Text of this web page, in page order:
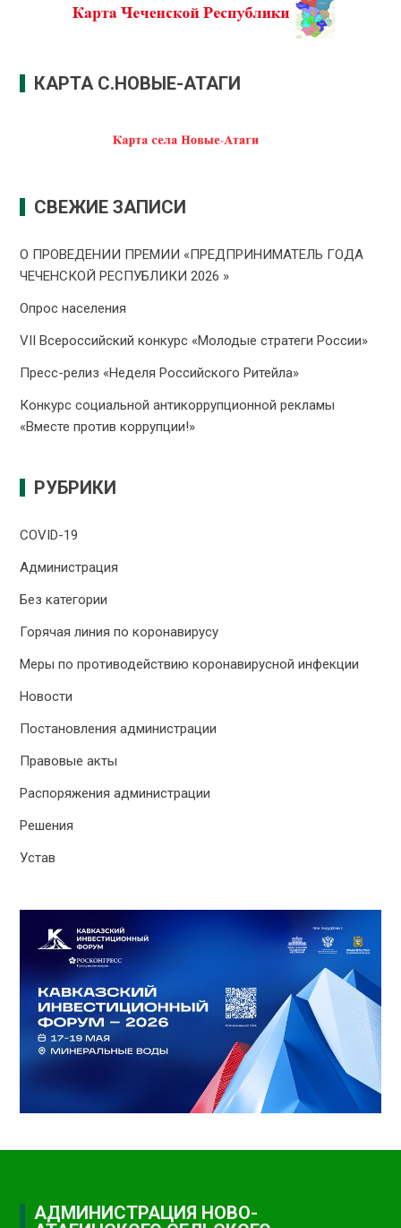
КАРТА С.НОВЫЕ-АТАГИ
СВЕЖИЕ ЗАПИСИ
О ПРОВЕДЕНИИ ПРЕMИИ «ПРЕДПРИНИМАТЕЛЬ ГОДА
ЧЕЧЕНСКОЙ РЕСПУБЛИКИ 2026 »
Опрос населения
VII Всероссийский конкурс «Молодые стратеги России»
Пресс-релиз «Неделя Российского Ритейла»
Конкурс социальной антикоррупционной рекламы
«Вместе против коррупции!»
РУБРИКИ
COVID-19
Администрация
Без категории
Горячая линия по коронавирусу
Меры по противодействию коронавирусной инфекции
Новости
Постановления администрации
Правовые акты
Распоряжения администрации
Решения
Устав
АДМИНИСТРАЦИЯ НОВО-